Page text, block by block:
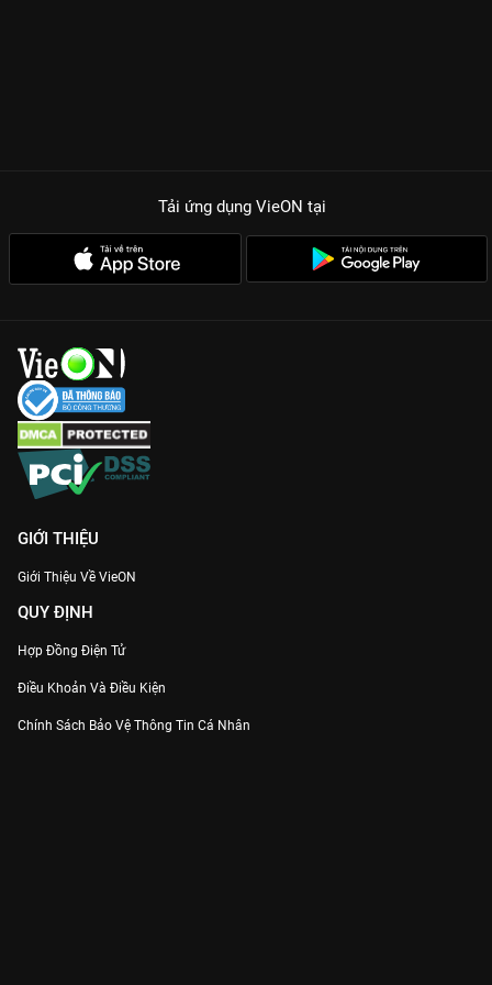
Tải ứng dụng VieON tại
GIỚI THIỆU
Giới Thiệu Về VieON
QUY ĐỊNH
Hợp Đồng Điện Tử
Điều Khoản Và Điều Kiện
Chính Sách Bảo Vệ Thông Tin Cá Nhân